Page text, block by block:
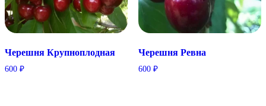
Черешня Крупноплодная
600 ₽
Черешня Ревна
600 ₽